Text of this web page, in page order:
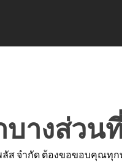
างส่วนที่
ส จำกัด ต้องขอขอบคุณทุก